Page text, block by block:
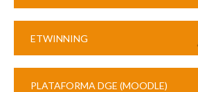
ETWINNING
PLATAFORMA DGE (MOODLE)